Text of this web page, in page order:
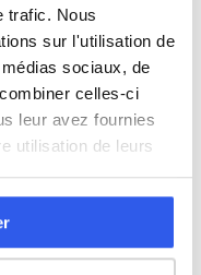
trafic. Nous
sur l'utilisation de
sociaux, de
celles-ci
leur avez fournies
utilisation de leurs